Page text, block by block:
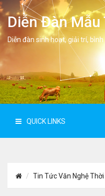
Diễn Đàn Mẫu
Diễn đàn sinh hoạt, giải trí, bình
QUICK LINKS
Tin Tức Văn Nghệ